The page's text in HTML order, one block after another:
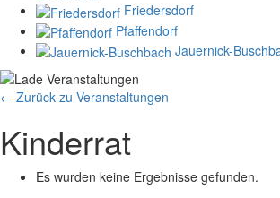
Friedersdorf
Pfaffendorf
Jauernick-
← Zurück zu Veranstaltungen
Kinderrat
Es wurden keine Ergebnisse gefunden.